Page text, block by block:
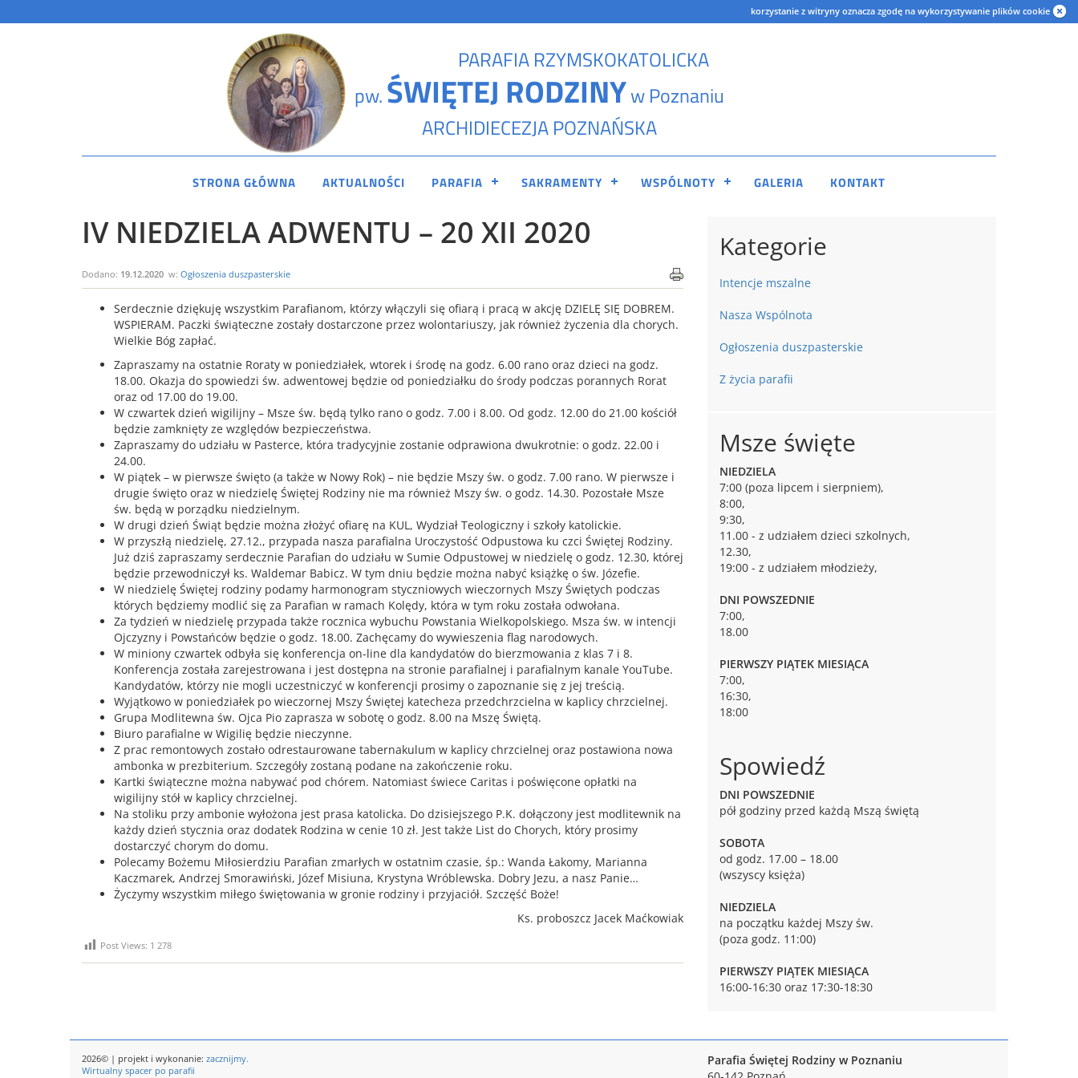
korzystanie z witryny oznacza zgodę na wykorzystywanie plików cookie
PARAFIA RZYMSKOKATOLICKA
pw.ŚWIĘTEJ RODZINYw Poznaniu
ARCHIDIECEZJA POZNAŃSKA
STRONA GŁÓWNA AKTUALNOŚCI PARAFIA SAKRAMENTY WSPÓLNOTY GALERIA KONTAKT
IV NIEDZIELA ADWENTU – 20 XII 2020
Dodano: 19.12.2020 w: Ogłoszenia duszpasterskie
Serdecznie dziękuję wszystkim Parafianom, którzy włączyli się ofiarą i pracą w akcję DZIELĘ SIĘ DOBREM.
WSPIERAM. Paczki świąteczne zostały dostarczone przez wolontariuszy, jak również życzenia dla chorych.
Wielkie Bóg zapłać.
Zapraszamy na ostatnie Roraty w poniedziałek, wtorek i środę na godz. 6.00 rano oraz dzieci na godz.
18.00. Okazja do spowiedzi św. adwentowej będzie od poniedziałku do środy podczas porannych Rorat
oraz od 17.00 do 19.00.
W czwartek dzień wigilijny – Msze św. będą tylko rano o godz. 7.00 i 8.00. Od godz. 12.00 do 21.00 kościół
będzie zamknięty ze względów bezpieczeństwa.
Zapraszamy do udziału w Pasterce, która tradycyjnie zostanie odprawiona dwukrotnie: o godz. 22.00 i
24.00.
W piątek – w pierwsze święto (a także w Nowy Rok) – nie będzie Mszy św. o godz. 7.00 rano. W pierwsze i
drugie święto oraz w niedzielę Świętej Rodziny nie ma również Mszy św. o godz. 14.30. Pozostałe Msze
św. będą w porządku niedzielnym.
W drugi dzień Świąt będzie można złożyć ofiarę na KUL, Wydział Teologiczny i szkoły katolickie.
W przyszłą niedzielę, 27.12., przypada nasza parafialna Uroczystość Odpustowa ku czci Świętej Rodziny.
Już dziś zapraszamy serdecznie Parafian do udziału w Sumie Odpustowej w niedzielę o godz. 12.30, której
będzie przewodniczył ks. Waldemar Babicz. W tym dniu będzie można nabyć książkę o św. Józefie.
W niedzielę Świętej rodziny podamy harmonogram styczniowych wieczornych Mszy Świętych podczas
których będziemy modlić się za Parafian w ramach Kolędy, która w tym roku została odwołana.
Za tydzień w niedzielę przypada także rocznica wybuchu Powstania Wielkopolskiego. Msza św. w intencji
Ojczyzny i Powstańców będzie o godz. 18.00. Zachęcamy do wywieszenia flag narodowych.
W miniony czwartek odbyła się konferencja on-line dla kandydatów do bierzmowania z klas 7 i 8.
Konferencja została zarejestrowana i jest dostępna na stronie parafialnej i parafialnym kanale YouTube.
Kandydatów, którzy nie mogli uczestniczyć w konferencji prosimy o zapoznanie się z jej treścią.
Wyjątkowo w poniedziałek po wieczornej Mszy Świętej katecheza przedchrzcielna w kaplicy chrzcielnej.
Grupa Modlitewna św. Ojca Pio zaprasza w sobotę o godz. 8.00 na Mszę Świętą.
Biuro parafialne w Wigilię będzie nieczynne.
Z prac remontowych zostało odrestaurowane tabernakulum w kaplicy chrzcielnej oraz postawiona nowa
ambonka w prezbiterium. Szczegóły zostaną podane na zakończenie roku.
Kartki świąteczne można nabywać pod chórem. Natomiast świece Caritas i poświęcone opłatki na
wigilijny stół w kaplicy chrzcielnej.
Na stoliku przy ambonie wyłożona jest prasa katolicka. Do dzisiejszego P.K. dołączony jest modlitewnik na
każdy dzień stycznia oraz dodatek Rodzina w cenie 10 zł. Jest także List do Chorych, który prosimy
dostarczyć chorym do domu.
Polecamy Bożemu Miłosierdziu Parafian zmarłych w ostatnim czasie, śp.: Wanda Łakomy, Marianna
Kaczmarek, Andrzej Smorawiński, Józef Misiuna, Krystyna Wróblewska. Dobry Jezu, a nasz Panie…
Życzymy wszystkim miłego świętowania w gronie rodziny i przyjaciół. Szczęść Boże!
Ks. proboszcz Jacek Maćkowiak
Post Views: 1 278
Kategorie
Intencje mszalne
Nasza Wspólnota
Ogłoszenia duszpasterskie
Z życia parafii
Msze święte
NIEDZIELA
7:00 (poza lipcem i sierpniem),
8:00,
9:30,
11.00 - z udziałem dzieci szkolnych,
12.30,
19:00 - z udziałem młodzieży,
DNI POWSZEDNIE
7:00,
18.00
PIERWSZY PIĄTEK MIESIĄCA
7:00,
16:30,
18:00
Spowiedź
DNI POWSZEDNIE
pół godziny przed każdą Mszą świętą
SOBOTA
od godz. 17.00 – 18.00
(wszyscy księża)
NIEDZIELA
na początku każdej Mszy św.
(poza godz. 11:00)
PIERWSZY PIĄTEK MIESIĄCA
16:00-16:30 oraz 17:30-18:30
2026© | projekt i wykonanie: zacznijmy.
Wirtualny spacer po parafii
Parafia Świętej Rodziny w Poznaniu